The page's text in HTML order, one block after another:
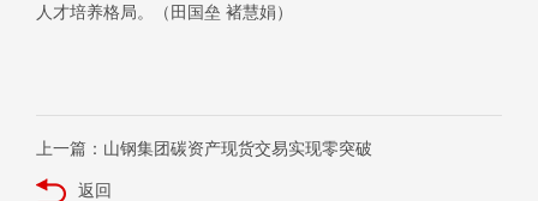
人才培养格局。（ 田国垒 褚慧娟）
上一篇：山钢集团碳资产现货交易实现零突破
返回